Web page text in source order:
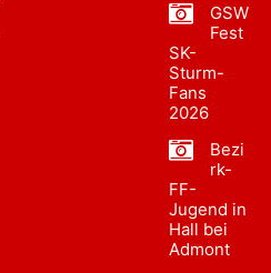
GSW
Fest
SK-
Sturm-
Fans
2026
Bezi
rk-
FF-
Jugend in
Hall bei
Admont